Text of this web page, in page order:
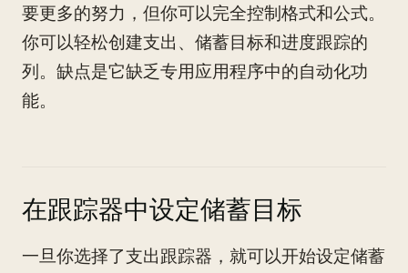
要更多的努力，但你可以完全控制格式和公式。
你可以轻松创建支出、储蓄目标和进度跟踪的
列。缺点是它缺乏专用应用程序中的自动化功
能。
在跟踪器中设定储蓄目标
一旦你选择了支出跟踪器，就可以开始设定储蓄